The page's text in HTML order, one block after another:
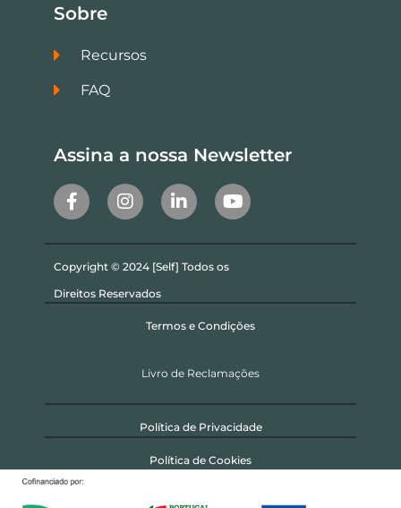
Sobre
Recursos
FAQ
Assina a nossa Newsletter
Copyright © 2024 [Self] Todos os
Direitos Reservados
Termos e Condições
Livro de Reclamações
Política de Privacidade
Política de Cookies